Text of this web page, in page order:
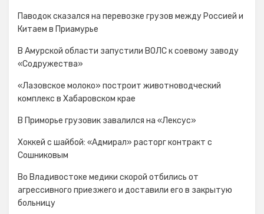
Паводок сказался на перевозке грузов между Россией и
Китаем в Приамурье
В Амурской области запустили ВОЛС к соевому заводу
«Содружества»
«Лазовское молоко» построит животноводческий
комплекс в Хабаровском крае
В Приморье грузовик завалился на «Лексус»
Хоккей с шайбой: «Адмирал» расторг контракт с
Сошниковым
Во Владивостоке медики скорой отбились от
агрессивного приезжего и доставили его в закрытую
больницу